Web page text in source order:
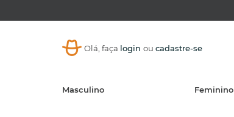
Olá, faça login ou cadastre-se
Masculino Feminino